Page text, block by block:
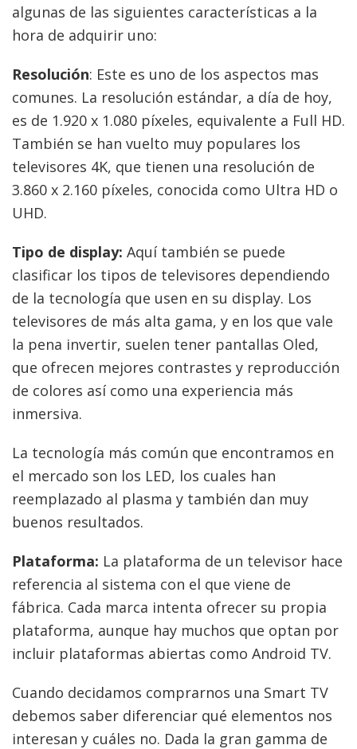
algunas de las siguientes características a la
hora de adquirir uno:
Resolución: Este es uno de los aspectos mas
comunes. La resolución estándar, a día de hoy,
es de 1.920 x 1.080 píxeles, equivalente a Full HD.
También se han vuelto muy populares los
televisores 4K, que tienen una resolución de
3.860 x 2.160 píxeles, conocida como Ultra HD o
UHD.
Tipo de display: Aquí también se puede
clasificar los tipos de televisores dependiendo
de la tecnología que usen en su display. Los
televisores de más alta gama, y en los que vale
la pena invertir, suelen tener pantallas Oled,
que ofrecen mejores contrastes y reproducción
de colores así como una experiencia más
inmersiva.
La tecnología más común que encontramos en
el mercado son los LED, los cuales han
reemplazado al plasma y también dan muy
buenos resultados.
Plataforma: La plataforma de un televisor hace
referencia al sistema con el que viene de
fábrica. Cada marca intenta ofrecer su propia
plataforma, aunque hay muchos que optan por
incluir plataformas abiertas como Android TV.
Cuando decidamos comprarnos una Smart TV
debemos saber diferenciar qué elementos nos
interesan y cuáles no. Dada la gran gamma de